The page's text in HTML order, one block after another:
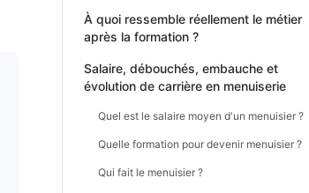
À quoi ressemble réellement le métier
après la formation ?
Salaire, débouchés, embauche et
évolution de carrière en menuiserie
Quel est le salaire moyen d'un menuisier ?
Quelle formation pour devenir menuisier ?
Qui fait le menuisier ?